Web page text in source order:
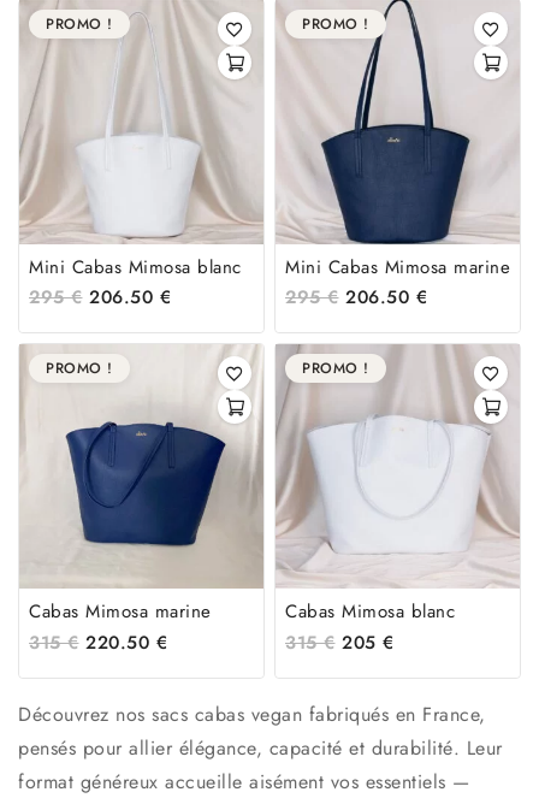
PROMO !
Mini Cabas Mimosa blanc
295€ 206.50 €
PROMO !
Mini Cabas Mimosa marine
295€ 206.50 €
PROMO !
Cabas Mimosa marine
315€ 220.50 €
PROMO !
Cabas Mimosa blanc
315€ 205 €
Découvrez nos sacs cabas vegan fabriqués en France,
pensés pour allier élégance, capacité et durabilité. Leur
format généreux accueille aisément vos essentiels —